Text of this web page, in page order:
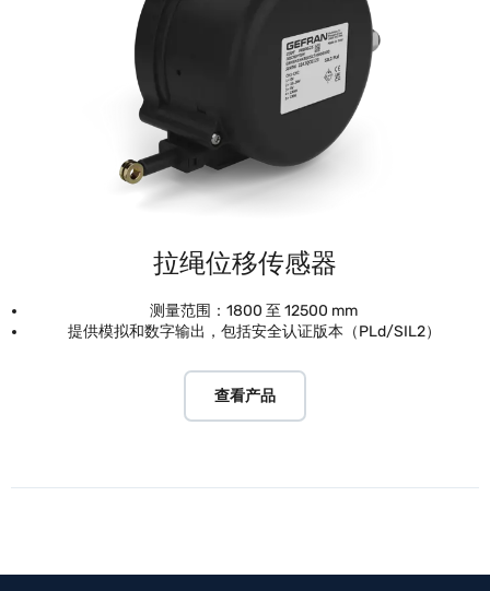
拉绳位移传感器
测量范围：1800 至 12500 mm
提供模拟和数字输出，包括安全认证版本（PLd/SIL2）
查看产品